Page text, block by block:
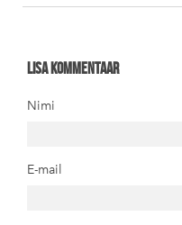
Lisa kommentaar
Nimi
E-mail